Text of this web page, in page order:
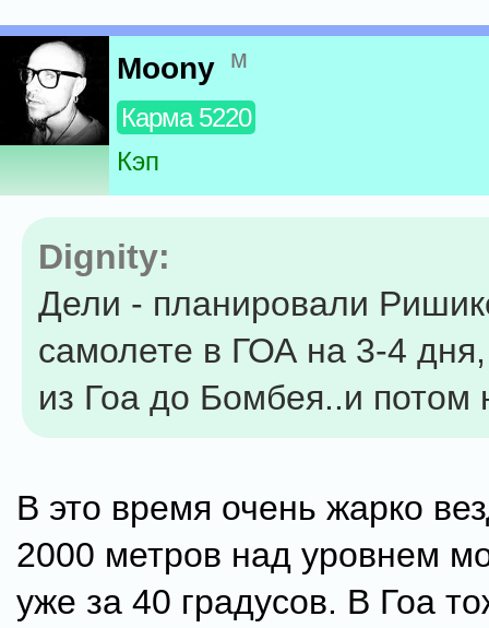
Moony м
Карма 5220
Кэп
Dignity:
Дели - планировали
самолете в ГОА на 3-4
из Гоа до Бомбея..и потом
В это время очень жарко
2000 метров над уровнем
уже за 40 градусов. В Гоа